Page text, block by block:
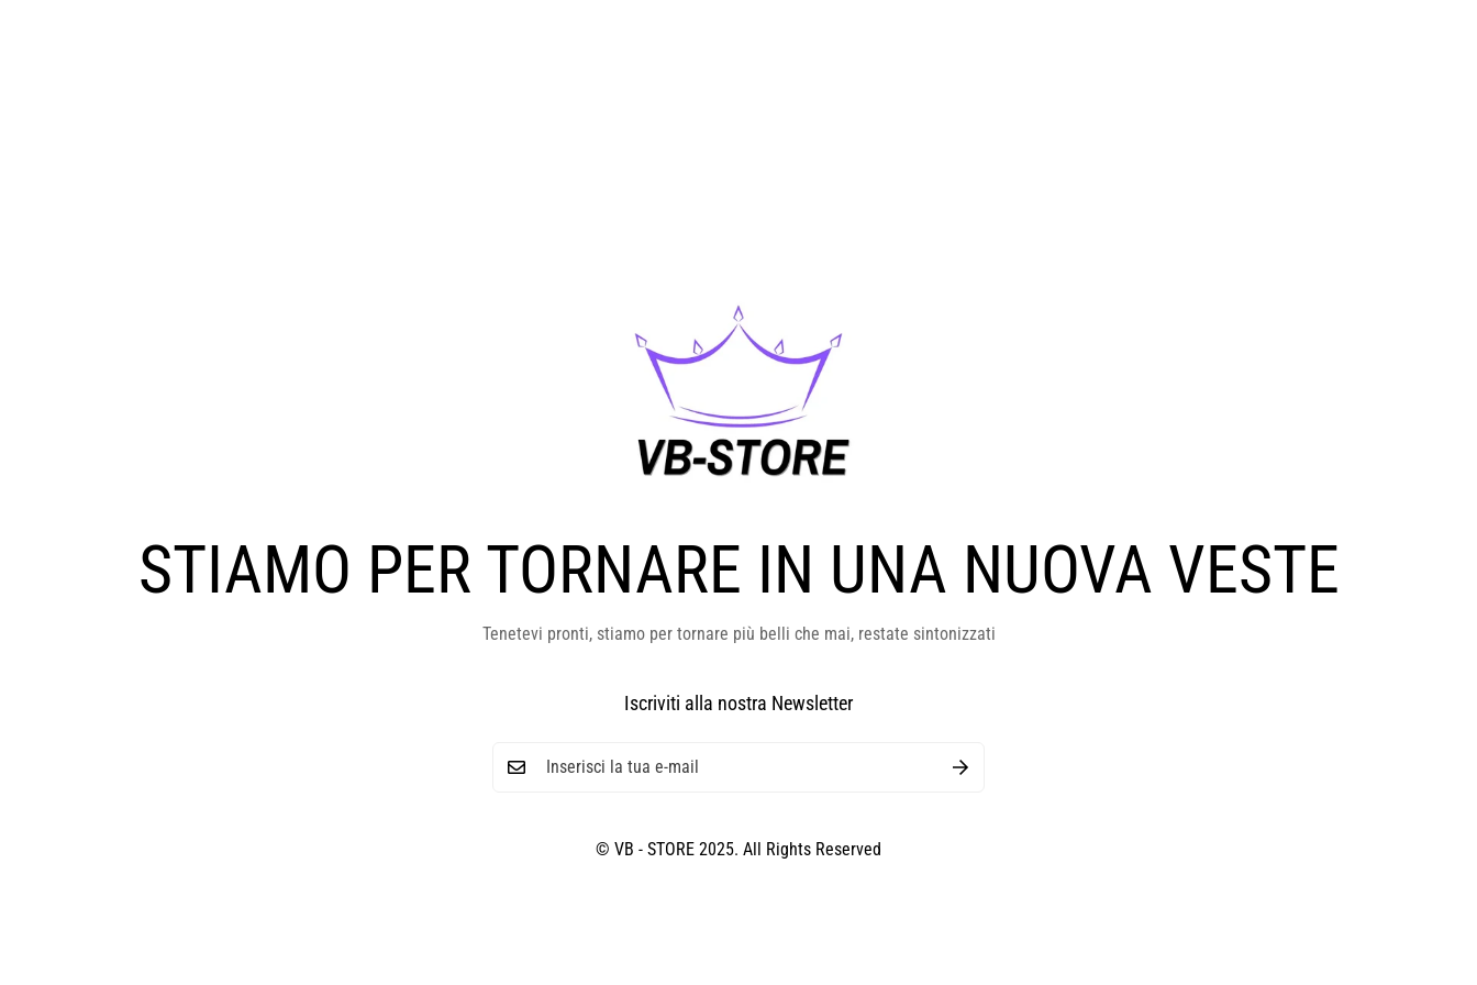
STIAMO PER TORNARE IN UNA NUOVA VESTE
Tenetevi pronti, stiamo per tornare più belli che mai, restate sintonizzati
Iscriviti alla nostra Newsletter
© VB - STORE 2025. All Rights Reserved